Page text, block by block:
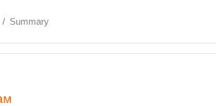
Summary